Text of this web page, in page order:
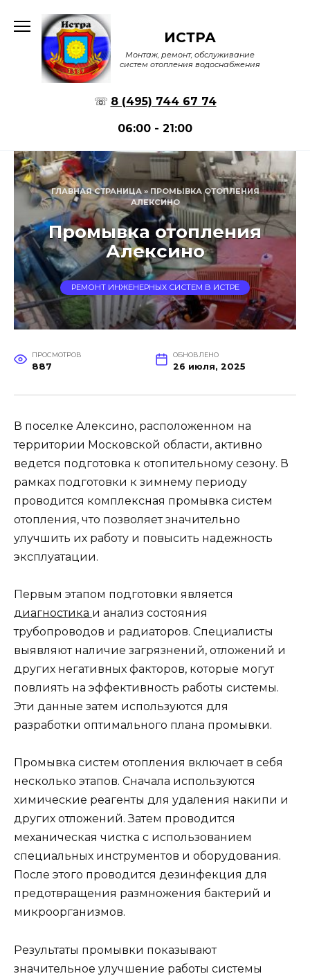
содержанию
ИСТРА
Монтаж, ремонт, обслуживание
систем отопления водоснабжения
☏ 8 (495) 744 67 74
06:00 - 21:00
ГЛАВНАЯ СТРАНИЦА»ПРОМЫВКА ОТОПЛЕНИЯ
АЛЕКСИНО
Промывка отопления
Алексино
РЕМОНТ ИНЖЕНЕРНЫХ СИСТЕМ В ИСТРЕ
ПРОСМОТРОВ
887
ОБНОВЛЕНО
26 июля, 2025
В поселке Алексино, расположенном на
территории Московской области, активно
ведется подготовка к отопительному сезону. В
рамках подготовки к зимнему периоду
проводится комплексная промывка систем
отопления, что позволяет значительно
улучшить их работу и повысить надежность
эксплуатации.
Первым этапом подготовки является
диагностика и анализ состояния
трубопроводов и радиаторов. Специалисты
выявляют наличие загрязнений, отложений и
других негативных факторов, которые могут
повлиять на эффективность работы системы.
Эти данные затем используются для
разработки оптимального плана промывки.
Промывка систем отопления включает в себя
несколько этапов. Сначала используются
химические реагенты для удаления накипи и
других отложений. Затем проводится
механическая чистка с использованием
специальных инструментов и оборудования.
После этого проводится дезинфекция для
предотвращения размножения бактерий и
микроорганизмов.
Результаты промывки показывают
значительное улучшение работы системы